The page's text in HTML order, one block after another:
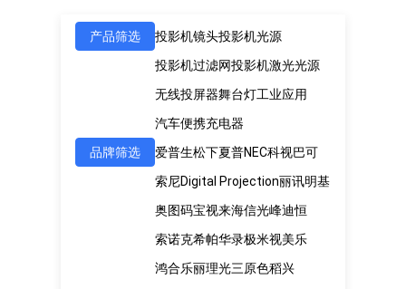
产品筛选 投影机镜头投影机光源
投影机过滤网投影机激光光源
无线投屏器舞台灯工业应用
汽车便携充电器
品牌筛选
爱普生松下夏普NEC科视巴可
索尼Digital Projection丽讯明基
奥图码宝视来海信光峰迪恒
索诺克希帕华录极米视美乐
鸿合乐丽理光三原色稻兴